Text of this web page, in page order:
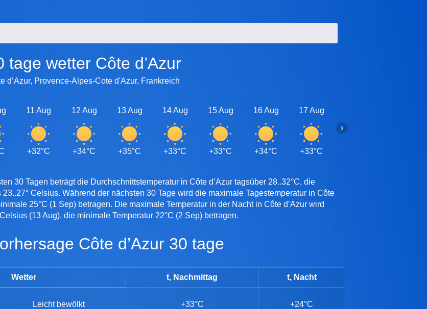
tage wetter Côte d’Azur
d’Azur, Provence-Alpes-Cote d'Azur, Frankreich
11 Aug
+32°C
12 Aug
+34°C
13 Aug
+35°C
14 Aug
+33°C
15 Aug
+33°C
16 Aug
+34°C
17 Aug
+33°C
›
30 Tagen beträgt die Durchschnittstemperatur in Côte d’Azur tagsüber 28..32°C, die
Celsius. Während der nächsten 30 Tage wird die maximale Tagestemperatur in Côte
25°C (1 Sep) betragen. Die maximale Temperatur in der Nacht in Côte d’Azur wird
(13 Aug), die minimale Temperatur 22°C (2 Sep) betragen.
Côte d’Azur 30 tage
Wetter t, Nachmittag t, Nacht
Leicht bewölkt +33°C +24°C